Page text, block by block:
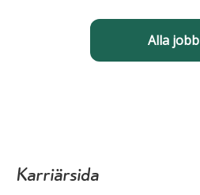
Alla jobb
Karriärsida